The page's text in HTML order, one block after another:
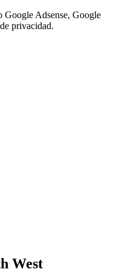
Google Adsense, Google
privacidad.
West